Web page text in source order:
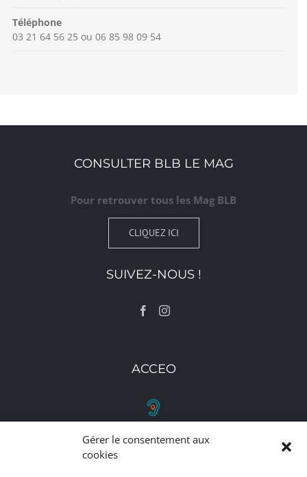
Gérer le consentement aux
cookies
Téléphone
03 21 64 56 25 ou 06 85 98 09 54
CONSULTER BLB LE MAG
Pour retrouver tous les Mag BLB
CLIQUEZ ICI
SUIVEZ-NOUS !
ACCEO
RETROUVEZ-NOUS